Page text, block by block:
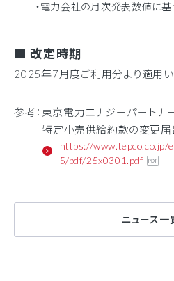
・電力会社の月次発表数値に
■ 改定時期
2025年7月度ご利用分より適用い
参考：東京電力エナジーパートナ
特定小売供給約款の変更届
https://www.tepco.co.jp/
5/pdf/25x0301.pdf
ニュース一